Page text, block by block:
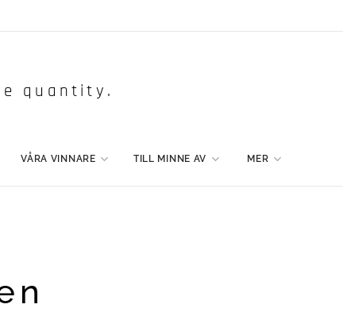
quantity.
VÅRA VINNARE TILL MINNE AV MER